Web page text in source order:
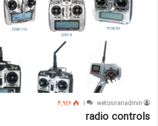
wetosiranadmin
1
4,926
radio controls